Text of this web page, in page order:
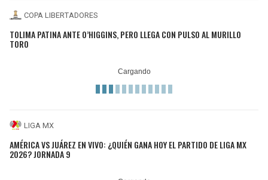
COPA LIBERTADORES
TOLIMA PATINA ANTE O’HIGGINS, PERO LLEGA CON PULSO AL MURILLO
TORO
LIGA MX
AMÉRICA VS JUÁREZ EN VIVO: ¿QUIÉN GANA HOY EL PARTIDO DE LIGA MX
2026? JORNADA 9